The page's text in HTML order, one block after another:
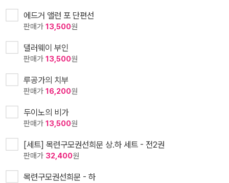
에드거 앨런 포 단편선
판매가 13,500원
댈러웨이 부인
판매가 13,500원
루공가의 치부
판매가 16,200원
두이노의 비가
판매가 13,500원
[세트] 목련구모권선희문 상.하 세트 - 전2권
판매가 32,400원
목련구모권선희문 - 하